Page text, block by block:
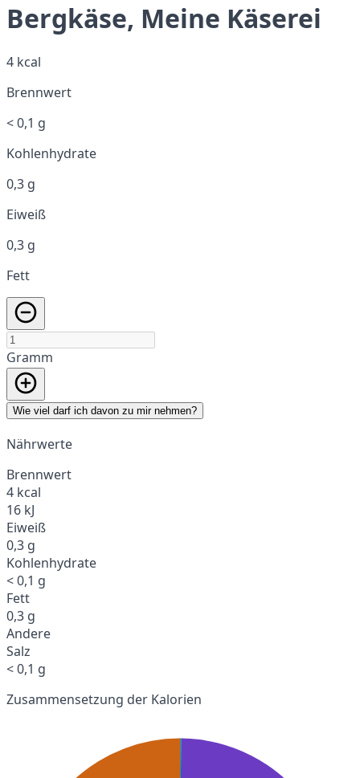
Bergkäse, Meine Käserei
4 kcal
Brennwert
< 0,1 g
Kohlenhydrate
0,3 g
Eiweiß
0,3 g
Fett
Gramm
Wie viel darf ich davon zu mir nehmen?
Nährwerte
Brennwert
4 kcal
16 kJ
Eiweiß
0,3 g
Kohlenhydrate
< 0,1 g
Fett
0,3 g
Andere
Salz
< 0,1 g
Zusammensetzung der Kalorien